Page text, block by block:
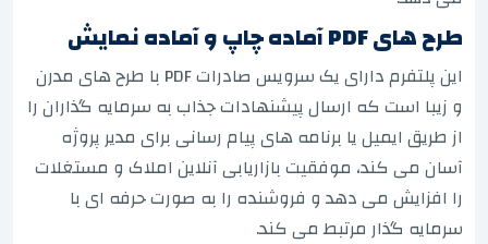
طرح های PDF آماده چاپ و آماده نمایش
این پلتفرم دارای یک سرویس صادرات PDF با طرح های مدرن
و زیبا است که ارسال پیشنهادات جذاب به سرمایه گذاران را
از طریق ایمیل یا برنامه های پیام رسانی برای مدیر پروژه
آسان می کند، موفقیت بازاریابی آنلاین املاک و مستغلات
را افزایش می دهد و فروشنده را به صورت حرفه ای با
سرمایه گذار مرتبط می کند.